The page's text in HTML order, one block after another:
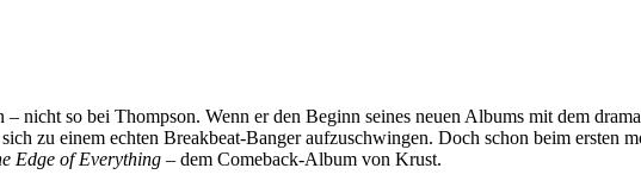
nicht so bei Thompson. Wenn er den Beginn seines neuen Albums mit dem
zu einem echten Breakbeat-Banger aufzuschwingen. Doch schon beim ersten
Edge of Everything – dem Comeback-Album von Krust.